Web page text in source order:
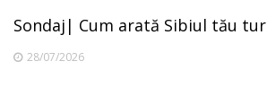
Sondaj| Cum arată Sibiul tău
28/07/2026